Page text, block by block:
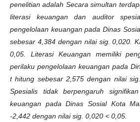
penelitian adalah Secara simultan
literasi keuangan dan auditor
pengelolaan keuangan pada Dinas
sebesar 4,384 dengan nilai sig. 0,020.
0,05 . Literasi Keuangan memiliki
perilaku pengelolaan keuangan pada
t hitung sebesar 2,575 dengan nilai
Spesialis tidak berpengaruh
keuangan pada Dinas Sosial Kota
-2,442 dengan nilai sig. 0,020 < 0,05